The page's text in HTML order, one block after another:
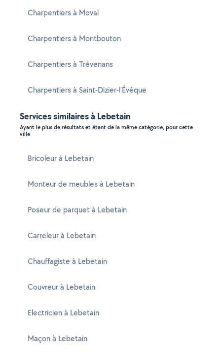
Charpentiers à Moval
Charpentiers à Montbouton
Charpentiers à Trévenans
Charpentiers à Saint-Dizier-l'Évêque
Services similaires à Lebetain
Ayant le plus de résultats et étant de la même catégorie, pour cette
ville
Bricoleur à Lebetain
Monteur de meubles à Lebetain
Poseur de parquet à Lebetain
Carreleur à Lebetain
Chauffagiste à Lebetain
Couvreur à Lebetain
Electricien à Lebetain
Maçon à Lebetain